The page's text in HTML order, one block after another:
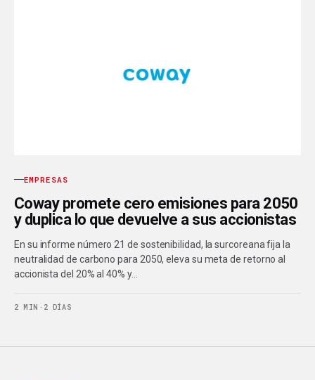
EMPRESAS
Coway promete cero emisiones para 2050
y duplica lo que devuelve a sus accionistas
En su informe número 21 de sostenibilidad, la surcoreana fija la
neutralidad de carbono para 2050, eleva su meta de retorno al
accionista del 20% al 40% y…
2 MIN · 2 DÍAS